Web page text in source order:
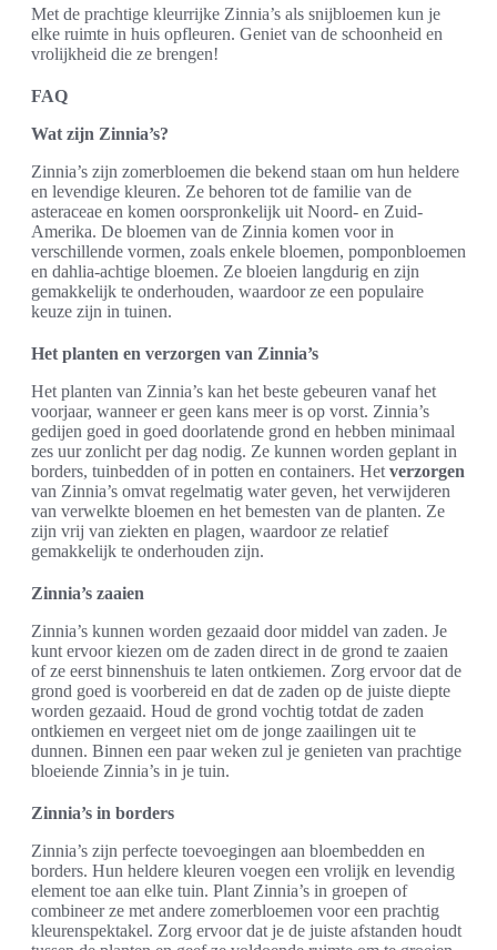
Met de prachtige kleurrijke Zinnia’s als snijbloemen kun je
elke ruimte in huis opfleuren. Geniet van de schoonheid en
vrolijkheid die ze brengen!
FAQ
Wat zijn Zinnia’s?
Zinnia’s zijn zomerbloemen die bekend staan om hun heldere
en levendige kleuren. Ze behoren tot de familie van de
asteraceae en komen oorspronkelijk uit Noord- en Zuid-
Amerika. De bloemen van de Zinnia komen voor in
verschillende vormen, zoals enkele bloemen, pomponbloemen
en dahlia-achtige bloemen. Ze bloeien langdurig en zijn
gemakkelijk te onderhouden, waardoor ze een populaire
keuze zijn in tuinen.
Het planten en verzorgen van Zinnia’s
Het planten van Zinnia’s kan het beste gebeuren vanaf het
voorjaar, wanneer er geen kans meer is op vorst. Zinnia’s
gedijen goed in goed doorlatende grond en hebben minimaal
zes uur zonlicht per dag nodig. Ze kunnen worden geplant in
borders, tuinbedden of in potten en containers. Het verzorgen
van Zinnia’s omvat regelmatig water geven, het verwijderen
van verwelkte bloemen en het bemesten van de planten. Ze
zijn vrij van ziekten en plagen, waardoor ze relatief
gemakkelijk te onderhouden zijn.
Zinnia’s zaaien
Zinnia’s kunnen worden gezaaid door middel van zaden. Je
kunt ervoor kiezen om de zaden direct in de grond te zaaien
of ze eerst binnenshuis te laten ontkiemen. Zorg ervoor dat de
grond goed is voorbereid en dat de zaden op de juiste diepte
worden gezaaid. Houd de grond vochtig totdat de zaden
ontkiemen en vergeet niet om de jonge zaailingen uit te
dunnen. Binnen een paar weken zul je genieten van prachtige
bloeiende Zinnia’s in je tuin.
Zinnia’s in borders
Zinnia’s zijn perfecte toevoegingen aan bloembedden en
borders. Hun heldere kleuren voegen een vrolijk en levendig
element toe aan elke tuin. Plant Zinnia’s in groepen of
combineer ze met andere zomerbloemen voor een prachtig
kleurenspektakel. Zorg ervoor dat je de juiste afstanden houdt